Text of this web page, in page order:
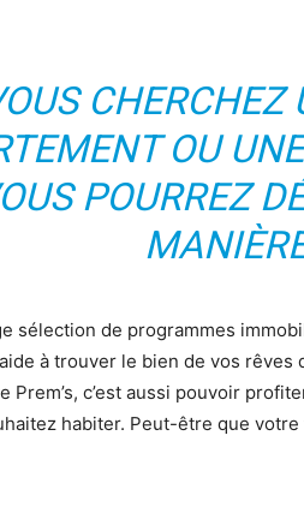
CHERCHEZ
OU
POURREZ
sélection de programmes
à trouver le bien de vos
Prem’s, c’est aussi pouvoir
habiter. Peut-être que